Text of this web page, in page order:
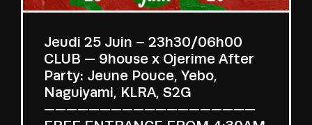
Jeudi 25 Juin – 23h30/06h00
CLUB — 9house x Ojerime After
Party: Jeune Pouce, Yebo,
Naguiyami, KLRA, S2G
———————————————————